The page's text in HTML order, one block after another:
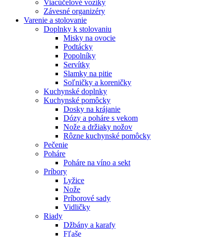
Viacúčelové vozíky
Závesné organizéry
Varenie a stolovanie
Doplnky k stolovaniu
Misky na ovocie
Podtácky
Popolníky
Servítky
Slamky na pitie
Soľničky a koreničky
Kuchynské doplnky
Kuchynské pomôcky
Dosky na krájanie
Dózy a poháre s vekom
Nože a držiaky nožov
Rôzne kuchynské pomôcky
Pečenie
Poháre
Poháre na víno a sekt
Príbory
Lyžice
Nože
Príborové sady
Vidličky
Riady
Džbány a karafy
Fľaše